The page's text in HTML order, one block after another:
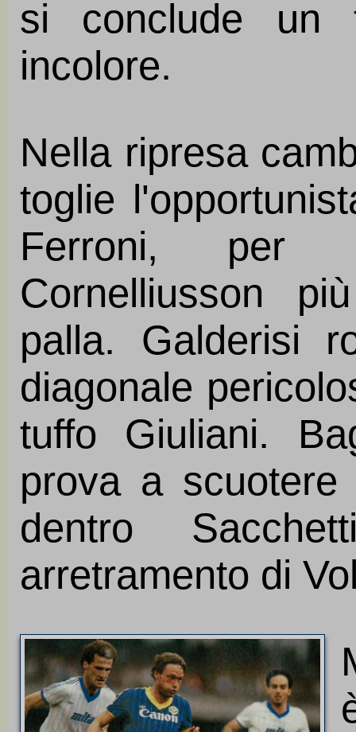
si conclude un
incolore.
Nella ripresa
toglie
Ferroni, per
Cornelliusson
palla. Galderisi
diagonale
tuffo Giuliani.
prova a
dentro
arretramento di